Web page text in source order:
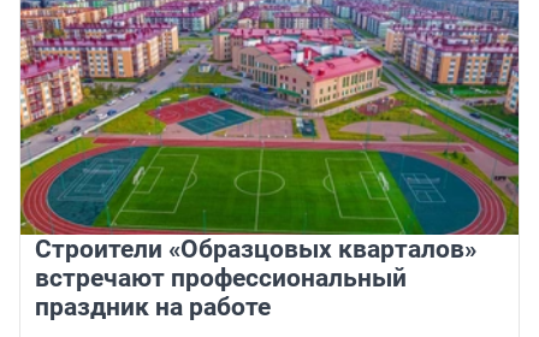
Строители «Образцовых кварталов»
встречают профессиональный
праздник на работе